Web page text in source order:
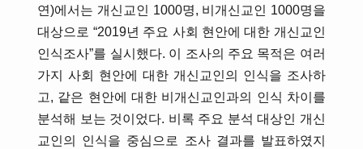
연)에서는 개신교인 1000명, 비개신교인 1000명을
대상으로 “2019년 주요 사회 현안에 대한 개신교인
인식조사”를 실시했다. 이 조사의 주요 목적은 여러
가지 사회 현안에 대한 개신교인의 인식을 조사하
고, 같은 현안에 대한 비개신교인과의 인식 차이를
분석해 보는 것이었다. 비록 주요 분석 대상인 개신
교인의 인식을 중심으로 조사 결과를 발표하였지